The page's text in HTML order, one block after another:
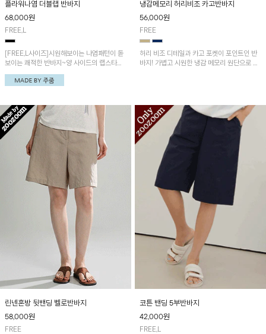
플라워나염 더블랩 반바지
68,000원
FREE,L
[FREE,L사이즈]시원해보이는 나염패턴이 돋
보이는 쾌적한 반바지~양 사이드의 랩스타일
디자인으로 스타일리시함을 더해주었어요!
냉감메모리 허리비조 카고반바지
56,000원
FREE
허리 비조 디테일과 카고 포켓이 포인트인 반
바지! 가볍고 시원한 냉감 메모리 원단으로 한
린넨혼방 뒷밴딩 벨로반바지
58,000원
FREE
코튼 밴딩 5부반바지
42,000원
FREE,L